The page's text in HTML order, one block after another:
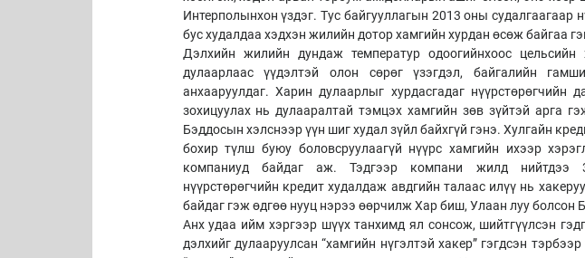
Интерполынхон үздэг. Тус байгууллагын 2013 оны судалгаагаар
бус худалдаа хэдхэн жилийн дотор хамгийн хурдан өсөж байгаа
Дэлхийн жилийн дундаж температур одоогийнхоос цельсийн
дулаарлаас үүдэлтэй олон сөрөг үзэгдэл, байгалийн
анхааруулдаг. Харин дулаарлыг хурдасгадаг нүүрстөрөгчийн
зохицуулах нь дулааралтай тэмцэх хамгийн зөв зүйтэй арга
Бэддосын хэлснээр үүн шиг худал зүйл байхгүй гэнэ. Хулгайн
бохир түлш буюу боловсруулаагүй нүүрс хамгийн ихээр
компаниуд байдаг аж. Тэдгээр компани жилд нийтдээ
нүүрстөрөгчийн кредит худалдаж авдгийн талаас илүү нь
байдаг гэж өдгөө нууц нэрээ өөрчилж Хар биш, Улаан луу болсон
Анх удаа ийм хэргээр шүүх танхимд ял сонсож, шийтгүүлсэн
дэлхийг дулааруулсан “хамгийн нүгэлтэй хакер” гэгдсэн